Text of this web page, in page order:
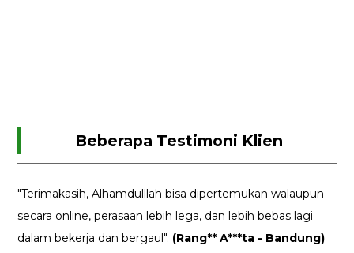
Beberapa Testimoni Klien
"Terimakasih, Alhamdulllah bisa dipertemukan walaupun
secara online, perasaan lebih lega, dan lebih bebas lagi
dalam bekerja dan bergaul". (Rang** A***ta - Bandung)